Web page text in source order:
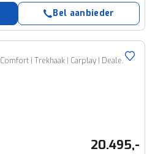
Bel aanbieder
2.0 e-SkyActiv-G M Hybrid 122 Comfort | Trekhaak | Carplay | Dealer onderhouden |
20.495,-